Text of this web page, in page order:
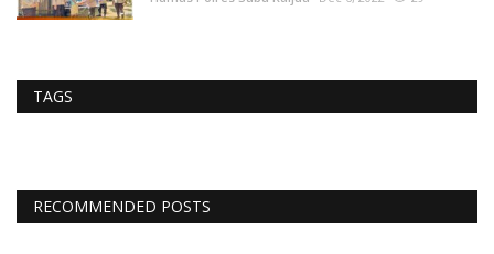
TAGS
RECOMMENDED POSTS